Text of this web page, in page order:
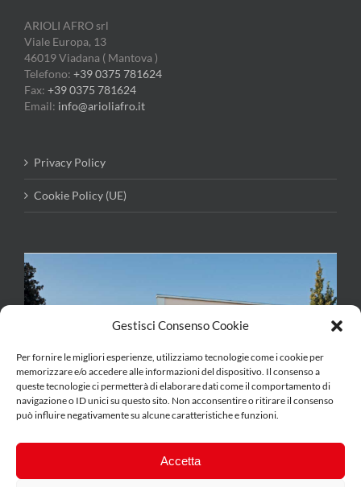
Gestisci Consenso Cookie
Per fornire le migliori esperienze, utilizziamo tecnologie come i cookie per
memorizzare e/o accedere alle informazioni del dispositivo. Il consenso a
queste tecnologie ci permetterà di elaborare dati come il comportamento di
navigazione o ID unici su questo sito. Non acconsentire o ritirare il consenso
può influire negativamente su alcune caratteristiche e funzioni.
Accetta
ARIOLI AFRO srl
Viale Europa, 13
46019 Viadana ( Mantova )
Telefono: +39 0375 781624
Fax: +39 0375 781624
Email: info@arioliafro.it
Privacy Policy
Cookie Policy (UE)